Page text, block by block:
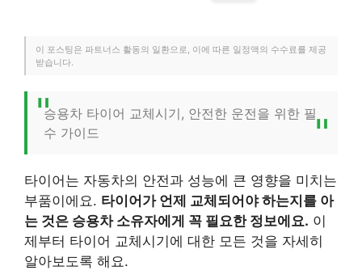
이 포스팅은 파트너스 활동의 일환으로, 이에 따른 일정액의 수수료를 제공
받습니다.
승용차 타이어 교체시기, 안전한 운전을 위한 필
수 가이드
타이어는 자동차의 안전과 성능에 큰 영향을 미치는
부품이에요. 타이어가 언제 교체되어야 하는지를 아
는 것은 승용차 소유자에게 꼭 필요한 정보에요. 이
제부터 타이어 교체시기에 대한 모든 것을 자세히
알아보도록 해요.